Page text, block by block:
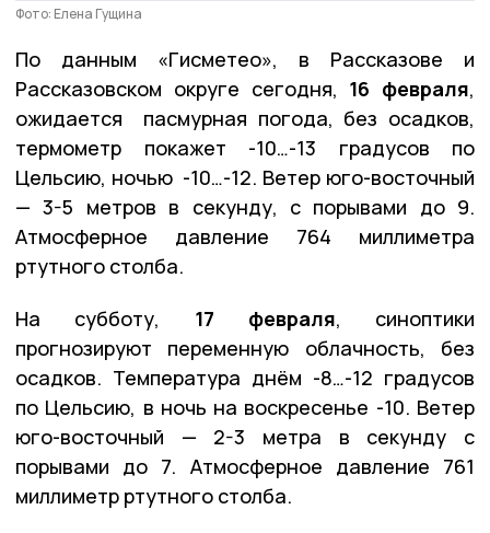
Фото: Елена Гущина
По данным «Гисметео», в Рассказове и
Рассказовском округе сегодня, 16 февраля,
ожидается пасмурная погода, без осадков,
термометр покажет -10…-13 градусов по
Цельсию, ночью -10…-12. Ветер юго-восточный
— 3-5 метров в секунду, с порывами до 9.
Атмосферное давление 764 миллиметра
ртутного столба.
На субботу, 17 февраля, синоптики
прогнозируют переменную облачность, без
осадков. Температура днём -8…-12 градусов
по Цельсию, в ночь на воскресенье -10. Ветер
юго-восточный — 2-3 метра в секунду с
порывами до 7. Атмосферное давление 761
миллиметр ртутного столба.